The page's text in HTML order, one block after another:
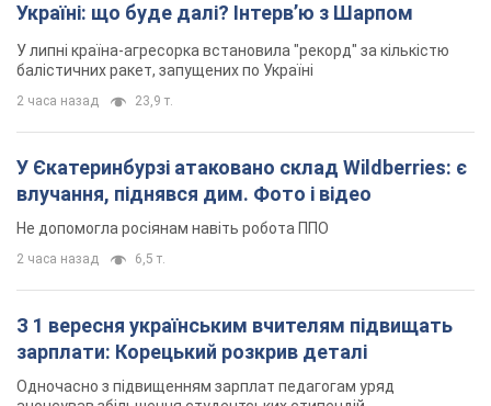
Україні: що буде далі? Інтерв’ю з Шарпом
У липні країна-агресорка встановила "рекорд" за кількістю
балістичних ракет, запущених по Україні
2 часа назад 23,9 т.
У Єкатеринбурзі атаковано склад Wildberries: є
влучання, піднявся дим. Фото і відео
Не допомогла росіянам навіть робота ППО
2 часа назад 6,5 т.
З 1 вересня українським вчителям підвищать
зарплати: Корецький розкрив деталі
Одночасно з підвищенням зарплат педагогам уряд